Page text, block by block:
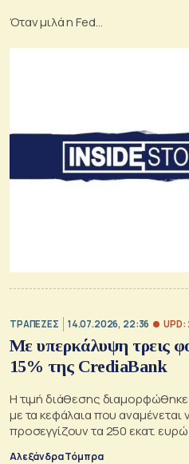
Όταν μιλά η Fed…
ΤΡΑΠΕΖΕΣ 14.07.2026, 22:36 UPD:
Με υπερκάλυψη τρεις
15% της CrediaBank
Η τιμή διάθεσης
με τα κεφάλαια που αναμένεται
προσεγγίζουν τα 250 εκατ. ευρώ
Αλεξάνδρα Τόμπρα